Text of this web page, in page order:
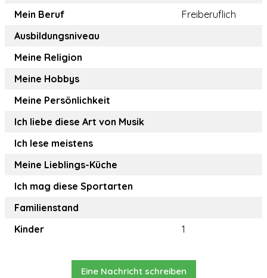
Mein Beruf
Freiberuflich
Ausbildungsniveau
Meine Religion
Meine Hobbys
Meine Persönlichkeit
Ich liebe diese Art von Musik
Ich lese meistens
Meine Lieblings-Küche
Ich mag diese Sportarten
Familienstand
Kinder
1
Eine Nachricht schreiben